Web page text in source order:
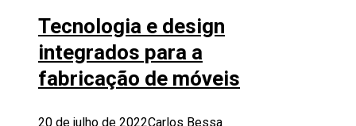
Tecnologia e design
integrados para a
fabricação de móveis
20 de julho de 2022Carlos Bessa